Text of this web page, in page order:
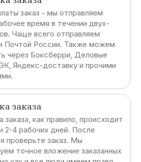
заказ - мы отправляем
время в течении двух-
Чаще всего отправляем
Почтой России. Также можем
через Боксберри, Деловые
Яндекс-доставку и прочими
заказа
заказа, как правило, происходит
2-4 рабочих дней. После
проверьте заказ. Мы
точное вложение заказанных